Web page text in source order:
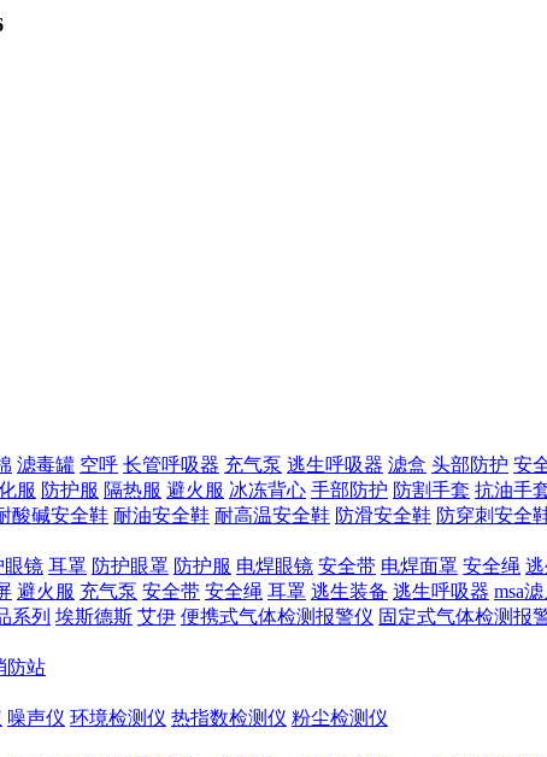
滤毒罐 空呼 长管呼吸器 充气泵 逃生呼吸器 滤盒 头部防护 安
服 防护服 隔热服 避火服 冰冻背心 手部防护 防割手套 抗油手
酸碱安全鞋 耐油安全鞋 耐高温安全鞋 防滑安全鞋 防穿刺安全
眼镜 耳罩 防护眼罩 防护服 电焊眼镜 安全带 电焊面罩 安全绳
避火服 充气泵 安全带 安全绳 耳罩 逃生装备 逃生呼吸器 msa
系列 埃斯德斯 艾伊 便携式气体检测报警仪 固定式气体检测报
防站
噪声仪 环境检测仪 热指数检测仪 粉尘检测仪